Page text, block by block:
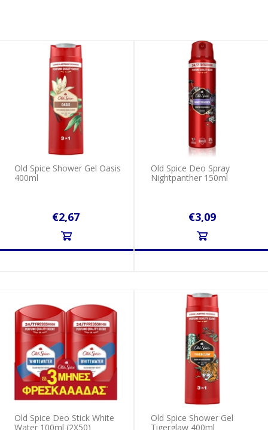
Old Spice Shower Gel Oasis
400ml
€2,67
Old Spice Deo Spray
Nightpanther 150ml
€3,09
Old Spice Deo Stick White
Water 100ml (2Χ50)
Old Spice Shower Gel
Tigerglaw 400ml